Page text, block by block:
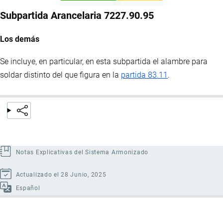
Subpartida Arancelaria 7227.90.95
Los demás
Se incluye, en particular, en esta subpartida el alambre para
soldar distinto del que figura en la partida 83.11 .
Notas Explicativas del Sistema Armonizado
Actualizado el 28 Junio, 2025
Español